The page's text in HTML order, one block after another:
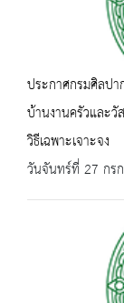
ประกาศกรมศิลปา
บ้านงานครัวและ
วิธีเฉพาะเจาะจง
วันจันทร์ที่ 27 กร